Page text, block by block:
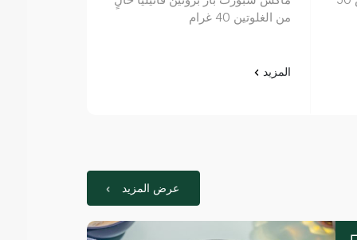
من الغلوتين 40 غرام
المزيد
عرض المزيد